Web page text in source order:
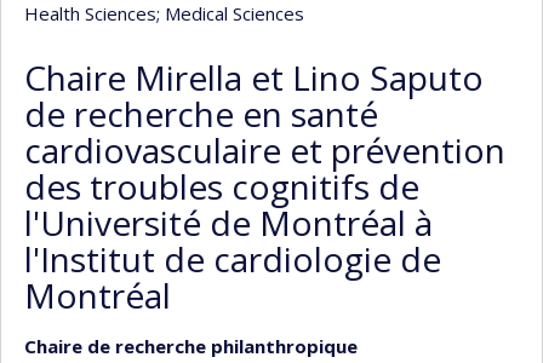
Health Sciences; Medical Sciences
Chaire Mirella et Lino Saputo
de recherche en santé
cardiovasculaire et prévention
des troubles cognitifs de
l'Université de Montréal à
l'Institut de cardiologie de
Montréal
Chaire de recherche philanthropique